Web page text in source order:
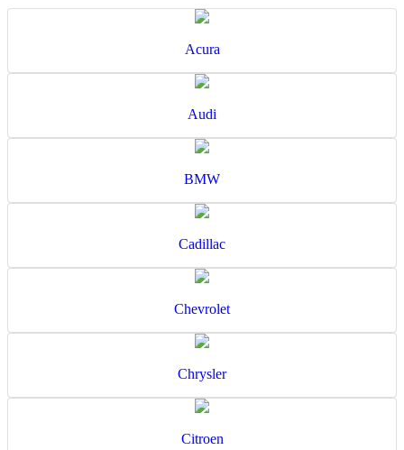
Acura
Audi
BMW
Cadillac
Chevrolet
Chrysler
Citroen